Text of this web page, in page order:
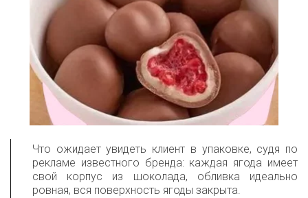
Что ожидает увидеть клиент в упаковке, судя по
рекламе известного бренда: каждая ягода имеет
свой корпус из шоколада, обливка идеально
ровная, вся поверхность ягоды закрыта.